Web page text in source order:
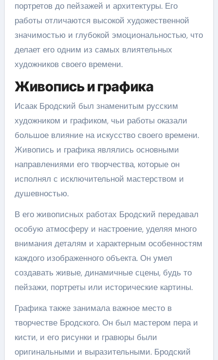
портретов до пейзажей и архитектуры. Его
работы отличаются высокой художественной
значимостью и глубокой эмоциональностью, что
делает его одним из самых влиятельных
художников своего времени.
Живопись и графика
Исаак Бродский был знаменитым русским
художником и графиком, чьи работы оказали
большое влияние на искусство своего времени.
Живопись и графика являлись основными
направлениями его творчества, которые он
исполнял с исключительной мастерством и
душевностью.
В его живописных работах Бродский передавал
особую атмосферу и настроение, уделяя много
внимания деталям и характерным особенностям
каждого изображенного объекта. Он умел
создавать живые, динамичные сцены, будь то
пейзажи, портреты или исторические картины.
Графика также занимала важное место в
творчестве Бродского. Он был мастером пера и
кисти, и его рисунки и гравюры были
оригинальными и выразительными. Бродский